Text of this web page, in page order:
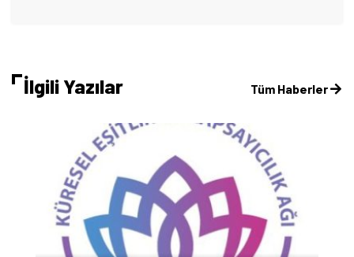
İlgili Yazılar Tüm Haberler